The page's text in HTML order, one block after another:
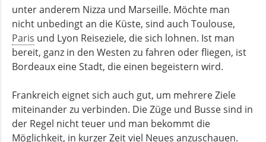
unter anderem Nizza und Marseille. Möchte man
nicht unbedingt an die Küste, sind auch Toulouse,
Paris und Lyon Reiseziele, die sich lohnen. Ist man
bereit, ganz in den Westen zu fahren oder fliegen, ist
Bordeaux eine Stadt, die einen begeistern wird.
Frankreich eignet sich auch gut, um mehrere Ziele
miteinander zu verbinden. Die Züge und Busse sind in
der Regel nicht teuer und man bekommt die
Möglichkeit, in kurzer Zeit viel Neues anzuschauen.